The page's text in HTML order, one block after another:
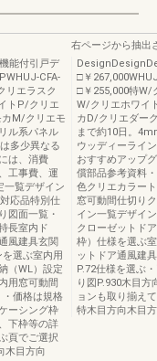
能付引戸デ
CFA-
リエラスク
トP/クリエ
M/クリエモ
ル系パネル
多少異なる
は、消費
工事費、運
一覧デザイン
応品特別仕
図面一覧・
長室内ド
風建具玄関
選ぶ室内用
（WL）設定
用窓可動間
価格は規格
ーシング枠
下枠等の詳
頁でご選択
木目方向
右ページから抽出
□￥
□￥255,000特W/
W/クリエホワイ
カD/クリエダー
まで約10日。
ウッディーライ
おすすめアップ
償部品参考資料
色クリエカラー
窓可動間仕切り
イン一覧デザイ
クローゼットド
枠）仕様を選ぶ
ットドア通風建
P.72仕様を選ぶ
り図P.930木目
ョンも取り揃え
特木目方向木目